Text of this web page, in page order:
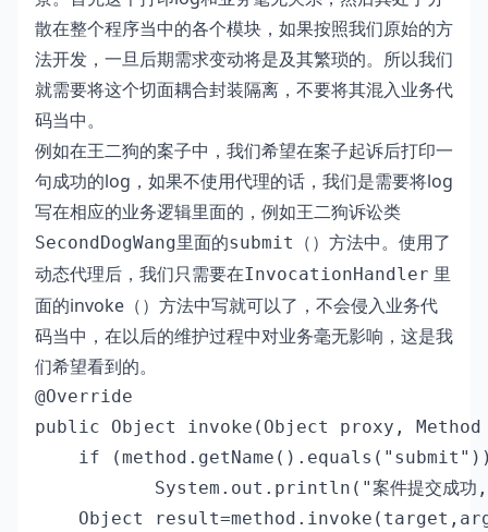
散在整个程序当中的各个模块，如果按照我们原始的方
法开发，一旦后期需求变动将是及其繁琐的。所以我们
就需要将这个切面耦合封装隔离，不要将其混入业务代
码当中。
例如在王二狗的案子中，我们希望在案子起诉后打印一
句成功的log，如果不使用代理的话，我们是需要将log
写在相应的业务逻辑里面的，例如王二狗诉讼类
SecondDogWang里面的submit（） 方法中。使用了
动态代理后，我们只需要在InvocationHandler 里
面的invoke（）方法中写就可以了，不会侵入业务代
码当中，在以后的维护过程中对业务毫无影响，这是我
们希望看到的。
@Override
public Object invoke(Object proxy,
if
System.out.println("案件提交成
Object